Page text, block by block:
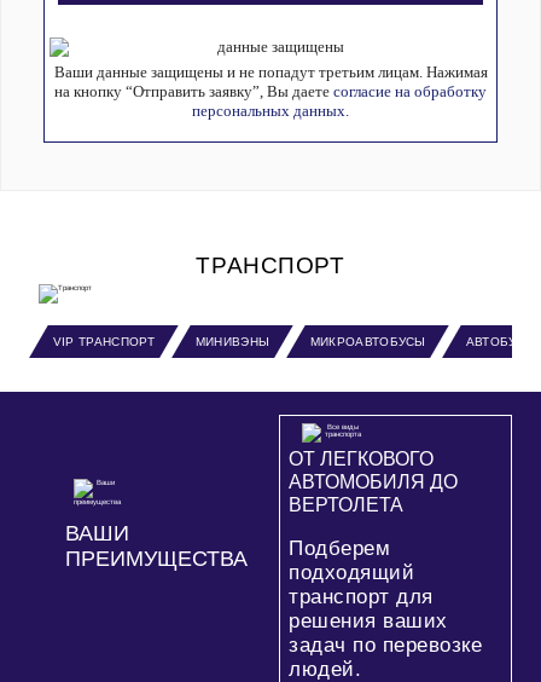
Ваши данные защищены и не попадут третьим лицам. Нажимая
на кнопку “Отправить заявку”, Вы даете согласие на обработку
персональных данных.
ТРАНСПОРТ
VIP ТРАНСПОРТ МИНИВЭНЫ МИКРОАВТОБУСЫ АВТОБУСЫ
ВАШИ
ПРЕИМУЩЕСТВА
ОТ ЛЕГКОВОГО
АВТОМОБИЛЯ ДО
ВЕРТОЛЕТА
Подберем
подходящий
транспорт для
решения ваших
задач по перевозке
людей.